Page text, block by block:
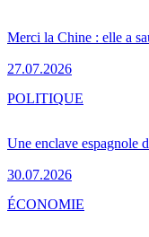
Merci la Chine : elle a
27.07.2026
Une enclave espagnole
30.07.2026
POLITIQUE
ÉCONOMIE